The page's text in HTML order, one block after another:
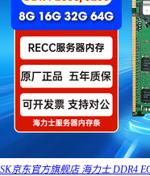
SK京东官方旗舰店 海力士 DDR4